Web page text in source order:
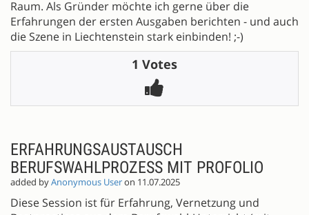
Raum. Als Gründer möchte ich gerne über die
Erfahrungen der ersten Ausgaben berichten - und auch
die Szene in Liechtenstein stark einbinden! ;-)
1 Votes
ERFAHRUNGSAUSTAUSCH
BERUFSWAHLPROZESS MIT PROFOLIO
added byAnonymous Useron 11.07.2025
Diese Session ist für Erfahrung, Vernetzung und